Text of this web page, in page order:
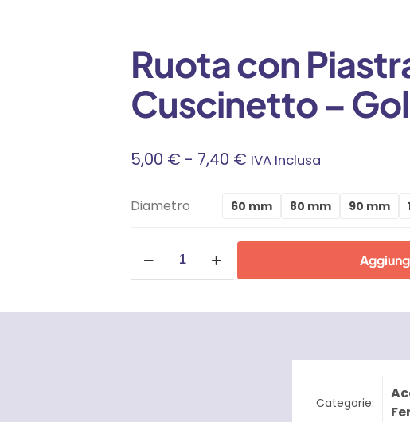
Ruota con
Cuscinetto –
5,00 € - 7,40 €Fascia
7,40 €
IVA Inclusa
Diametro 60 mm 80 mm 90 mm
con
Piastra
Categorie: